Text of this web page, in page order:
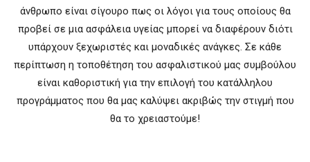
άνθρωπο είναι σίγουρο πως οι λόγοι για τους οποίους θα
προβεί σε μια ασφάλεια υγείας μπορεί να διαφέρουν διότι
υπάρχουν ξεχωριστές και μοναδικές ανάγκες. Σε κάθε
περίπτωση η τοποθέτηση του ασφαλιστικού μας συμβούλου
είναι καθοριστική για την επιλογή του κατάλληλου
προγράμματος που θα μας καλύψει ακριβώς την στιγμή που
θα το χρειαστούμε!